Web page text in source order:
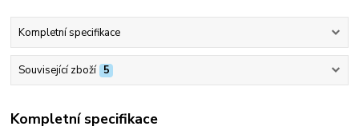
Kompletní specifikace
Související zboží 5
Kompletní specifikace